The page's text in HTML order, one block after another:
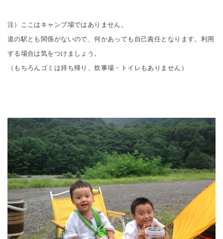
注）ここはキャンプ場ではありません。
道の駅とも関係がないので、何かあっても自己責任となります。利用
する場合は気をつけましょう。
（もちろんゴミは持ち帰り、炊事場・トイレもありません）